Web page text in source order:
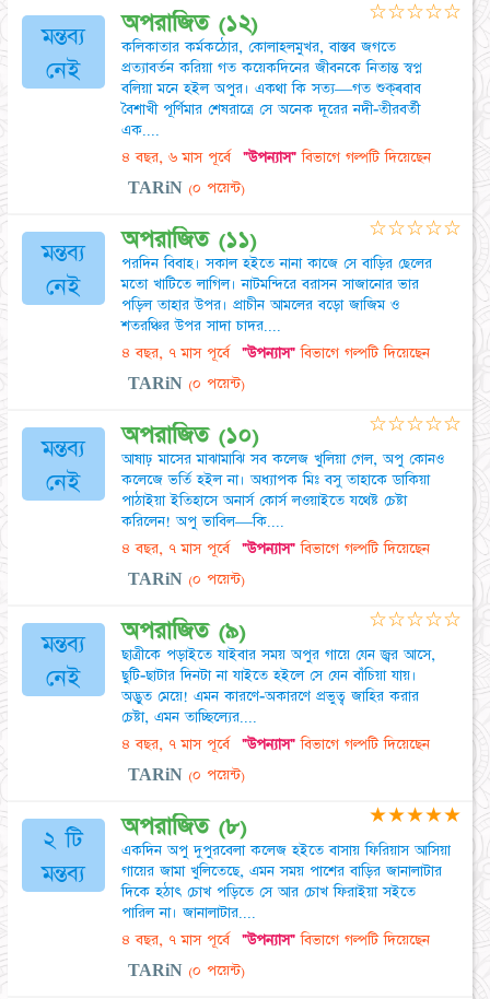
মন্তব্য
নেই
অপরাজিত (১২)
কলিকাতার কর্মকঠোর, কোলাহলমুখর, বাস্তব জগতে
প্রত্যাবর্তন করিয়া গত কয়েকদিনের জীবনকে নিতান্ত স্বপ্ন
বলিয়া মনে হইল অপুর। একথা কি সত্য—গত শুক্ৰবাব
বৈশাখী পূর্ণিমার শেষরাত্রে সে অনেক দূরের নদী-তীরবর্তী
এক....
৪ বছর, ৬ মাস পূর্বে "উপন্যাস"বিভাগে গল্পটি দিয়েছেন
TARiN(০ পয়েন্ট)
☆☆☆☆☆
মন্তব্য
নেই
অপরাজিত (১১)
পরদিন বিবাহ। সকাল হইতে নানা কাজে সে বাড়ির ছেলের
মতো খাটিতে লাগিল। নাটমন্দিরে বরাসন সাজানোর ভার
পড়িল তাহার উপর। প্রাচীন আমলের বড়ো জাজিম ও
শতরঞ্চির উপর সাদা চাদর....
৪ বছর, ৭ মাস পূর্বে "উপন্যাস"বিভাগে গল্পটি দিয়েছেন
TARiN(০ পয়েন্ট)
☆☆☆☆☆
মন্তব্য
নেই
অপরাজিত (১০)
আষাঢ় মাসের মাঝামাঝি সব কলেজ খুলিয়া গেল, অপু কোনও
কলেজে ভর্তি হইল না। অধ্যাপক মিঃ বসু তাহাকে ডাকিয়া
পাঠাইয়া ইতিহাসে অনার্স কোর্স লওয়াইতে যথেষ্ট চেষ্টা
করিলেন! অপু ভাবিল—কি....
৪ বছর, ৭ মাস পূর্বে "উপন্যাস"বিভাগে গল্পটি দিয়েছেন
TARiN(০ পয়েন্ট)
☆☆☆☆☆
মন্তব্য
নেই
অপরাজিত (৯)
ছাত্রীকে পড়াইতে যাইবার সময় অপুর গায়ে যেন জ্বর আসে,
ছুটি-ছাটার দিনটা না যাইতে হইলে সে যেন বাঁচিয়া যায়।
অদ্ভুত মেয়ে! এমন কারণে-অকারণে প্রভুত্ব জাহির করার
চেষ্টা, এমন তাচ্ছিল্যের....
৪ বছর, ৭ মাস পূর্বে "উপন্যাস"বিভাগে গল্পটি দিয়েছেন
TARiN(০ পয়েন্ট)
☆☆☆☆☆
২ টি
মন্তব্য
অপরাজিত (৮)
একদিন অপু দুপুরবেলা কলেজ হইতে বাসায় ফিরিয়াস আসিয়া
গায়ের জামা খুলিতেছে, এমন সময় পাশের বাড়ির জানালাটার
দিকে হঠাৎ চোখ পড়িতে সে আর চোখ ফিরাইয়া সইতে
পারিল না। জানালাটার....
৪ বছর, ৭ মাস পূর্বে "উপন্যাস"বিভাগে গল্পটি দিয়েছেন
TARiN(০ পয়েন্ট)
★★★★★